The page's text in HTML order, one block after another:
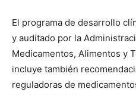
El programa de desarrollo
y auditado por la
Medicamentos, Alimentos y
incluye también
reguladoras de